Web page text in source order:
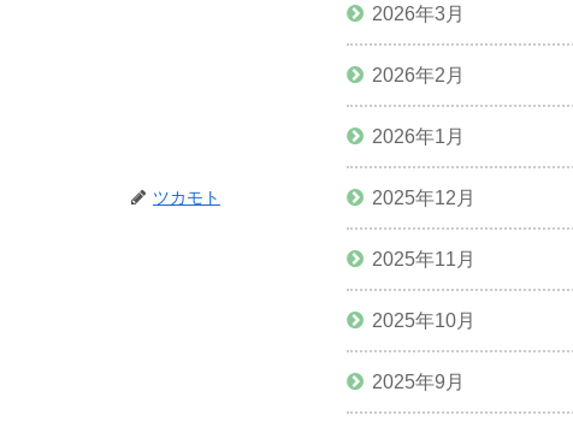
ツカモト
2026年3月
2026年2月
2026年1月
2025年12月
2025年11月
2025年10月
2025年9月